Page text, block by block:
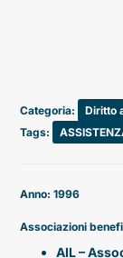
Categoria:
Diritto
Tags:
Anno: 1996
Associazioni
AIL –